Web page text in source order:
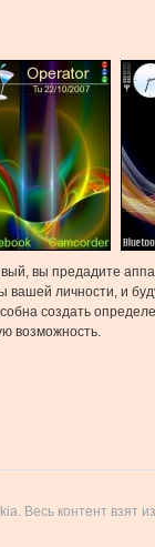
вы предадите
вашей личности, и
создать
возможность.
Весь контент взят